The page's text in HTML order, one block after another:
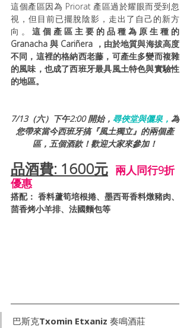
這個產區因為 Priorat 產區過於耀眼而受到忽
視，但目前已擺脫陰影，走出了自己的新方
向。 這個產區主要的品種為原生種的
Granacha 與 Cariñera ，由於地質與海拔高度
不同，這裡的格納西老藤，可產生多變而複雜
的風味，也成了西班牙最具風土特色與實驗性
的地區。
7/13（六）下午2:00 開始， 尋俠堂與儷泉， 為
您帶來當今西班牙搞『風土獨立』的兩個產
區，五個酒款！歡迎大家來參加！
品酒費: 1600元 兩人同行9折
優惠
搭配： 香料蘆筍培根捲、墨西哥香料燉豬肉、
茴香烤小羊排、法國麵包等
巴斯克Txomin Etxaniz 奏鳴酒莊